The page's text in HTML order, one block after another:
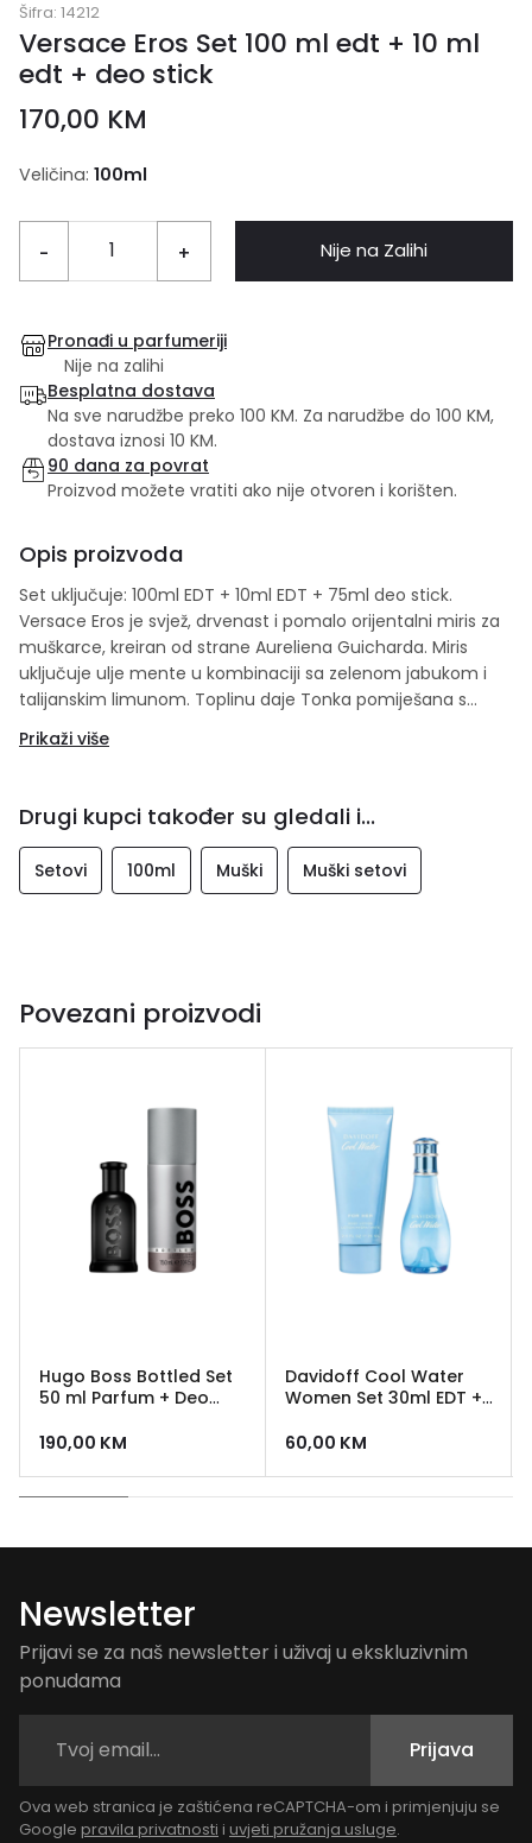
Šifra: 14212
Versace Eros Set 100 ml edt + 10 ml
edt + deo stick
170,00 KM
Veličina: 100ml
- + Nije na Zalihi
Pronađi u parfumeriji
Nije na zalihi
Besplatna dostava
Na sve narudžbe preko 100 KM. Za narudžbe do 100 KM,
dostava iznosi 10 KM.
90 dana za povrat
Proizvod možete vratiti ako nije otvoren i korišten.
Opis proizvoda
Set uključuje: 100ml EDT + 10ml EDT + 75ml deo stick.
Versace Eros je svjež, drvenast i pomalo orijentalni miris za
muškarce, kreiran od strane Aureliena Guicharda. Miris
uključuje ulje mente u kombinaciji sa zelenom jabukom i
talijanskim limunom. Toplinu daje Tonka pomiješana s
Versace Eros inspiriran je i duboko povezan s grčkom
sinu boginje Afrodite – Erosu. Inspiracija antičkom Grčkom
traje još od vremena kada je Gianni Versace podigao svoje
modno carstvo i uzeo božicu Meduzu kao simbol brenda
koji će krasiti brojne proizvode kuće, među kojima je i nova
Prikaži više
Drugi kupci također su gledali i...
Setovi 100ml Muški Muški setovi
Povezani proizvodi
Hugo Boss Bottled Set
50 ml Parfum + Deo
190,00 KM
Davidoff Cool Water
Women Set 30ml EDT +
60,00 KM
Newsletter
Prijavi se za naš newsletter i uživaj u ekskluzivnim
ponudama
Prijava
Ova web stranica je zaštićena reCAPTCHA-om i primjenjuju se
Google pravila privatnosti i uvjeti pružanja usluge.